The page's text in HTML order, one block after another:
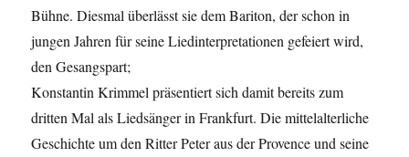
Bühne. Diesmal überlässt sie dem Bariton, der schon in
jungen Jahren für seine Liedinterpretationen gefeiert wird,
den Gesangspart;
Konstantin Krimmel präsentiert sich damit bereits zum
dritten Mal als Liedsänger in Frankfurt. Die mittelalterliche
Geschichte um den Ritter Peter aus der Provence und seine